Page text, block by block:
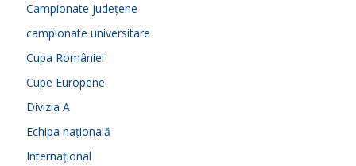
Campionate județene
campionate universitare
Cupa României
Cupe Europene
Divizia A
Echipa națională
Internațional